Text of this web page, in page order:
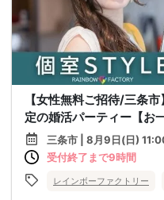
【女性無料ご招待/三条
定の婚活パーティー【お
三条市 | 8月9日(日)
受付終了まで9時間
レインボーファクトリー